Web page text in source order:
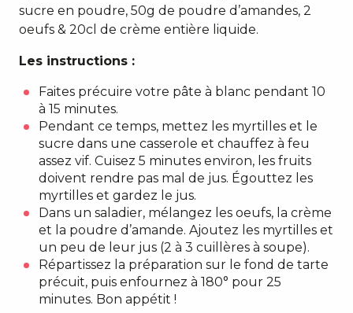
sucre en poudre, 50g de poudre d’amandes, 2
oeufs & 20cl de crème entière liquide.
Les instructions :
Faites précuire votre pâte à blanc pendant 10
à 15 minutes.
Pendant ce temps, mettez les myrtilles et le
sucre dans une casserole et chauffez à feu
assez vif. Cuisez 5 minutes environ, les fruits
doivent rendre pas mal de jus. Égouttez les
myrtilles et gardez le jus.
Dans un saladier, mélangez les oeufs, la crème
et la poudre d’amande. Ajoutez les myrtilles et
un peu de leur jus (2 à 3 cuillères à soupe).
Répartissez la préparation sur le fond de tarte
précuit, puis enfournez à 180° pour 25
minutes. Bon appétit !